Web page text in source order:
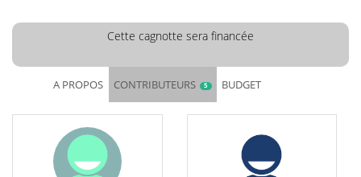
Cette cagnotte sera financée
A PROPOS CONTRIBUTEURS 5 BUDGET